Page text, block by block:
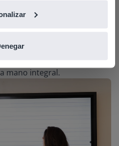
y
trabajo tradicionales con
mano integral.